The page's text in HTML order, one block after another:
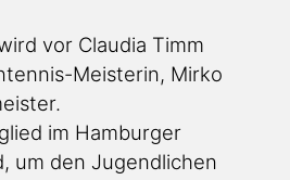
vor Claudia Timm
Meisterin, Mirko
im Hamburger
um den Jugendlichen